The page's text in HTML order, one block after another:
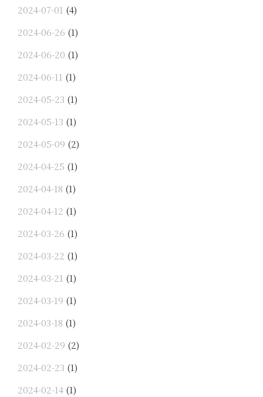
2024-07-01 (4)
2024-06-26 (1)
2024-06-20 (1)
2024-06-11 (1)
2024-05-23 (1)
2024-05-13 (1)
2024-05-09 (2)
2024-04-25 (1)
2024-04-18 (1)
2024-04-12 (1)
2024-03-26 (1)
2024-03-22 (1)
2024-03-21 (1)
2024-03-19 (1)
2024-03-18 (1)
2024-02-29 (2)
2024-02-23 (1)
2024-02-14 (1)